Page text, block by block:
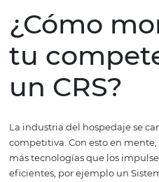
Em Análisis
¿Cómo
tu
un CRS?